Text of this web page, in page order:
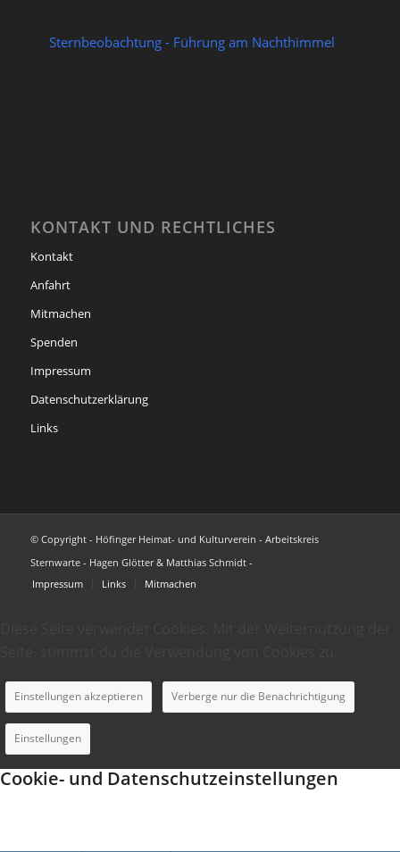
Sternbeobachtung - Führung am Nachthimmel
KONTAKT UND RECHTLICHES
Kontakt
Anfahrt
Mitmachen
Spenden
Impressum
Datenschutzerklärung
Links
© Copyright - Höfinger Heimat- und Kulturverein - Arbeitskreis
Sternwarte - Hagen Glötter & Matthias Schmidt -
Impressum
Links Mitmachen
Einstellungen akzeptieren Verberge nur die Benachrichtigung
Einstellungen
Cookie- und Datenschutzeinstellungen